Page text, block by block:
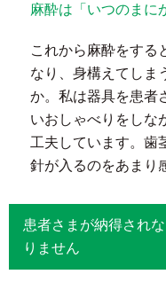
麻酔は「いつのまに
これから麻酔をする
なり、身構えてしま
か。私は器具を患者
いおしゃべりをしな
工夫しています。歯
針が入るのをあまり
患者さまが納得され
りません